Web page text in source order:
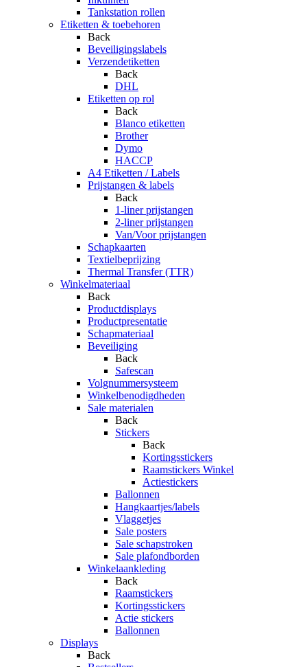
Tankstation rollen
Etiketten & toebehoren
Back
Beveiligingslabels
Verzendetiketten
Back
DHL
Etiketten op rol
Back
Blanco etiketten
Brother
Dymo
HACCP
A4 Etiketten / Labels
Prijstangen & labels
Back
1-liner prijstangen
2-liner prijstangen
Van/Voor prijstangen
Schapkaarten
Textielbeprijzing
Thermal Transfer (TTR)
Winkelmateriaal
Back
Productdisplays
Productpresentatie
Schapmateriaal
Beveiliging
Back
Safescan
Volgnummersysteem
Winkelbenodigdheden
Sale materialen
Back
Stickers
Back
Kortingsstickers
Raamstickers Winkel
Actiestickers
Ballonnen
Hangkaartjes/labels
Vlaggetjes
Sale posters
Sale schapstroken
Sale plafondborden
Winkelaankleding
Back
Raamstickers
Kortingsstickers
Actie stickers
Ballonnen
Displays
Back